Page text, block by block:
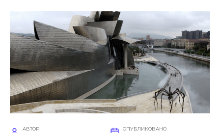
АВТОР ОПУБЛИКОВАНО